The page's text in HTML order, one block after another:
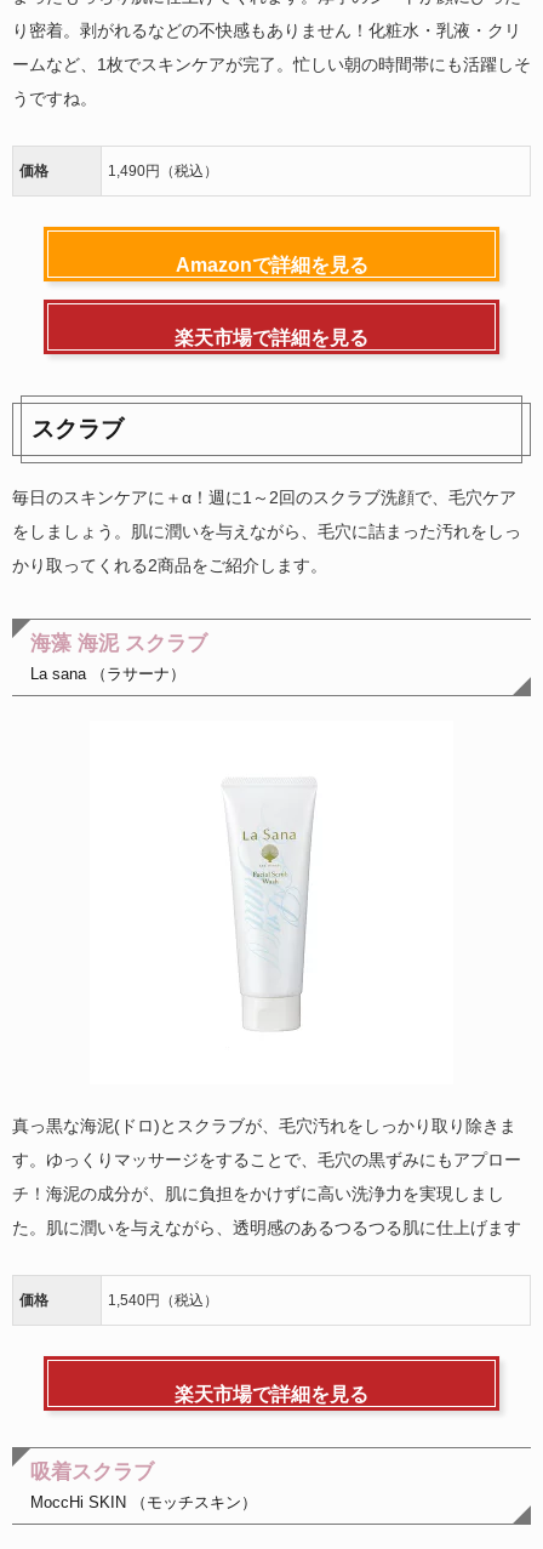
り密着。剥がれるなどの不快感もありません！化粧水・乳液・クリ
ームなど、1枚でスキンケアが完了。忙しい朝の時間帯にも活躍しそ
うですね。
価格 1,490円（税込）
Amazonで詳細を見る
楽天市場で詳細を見る
スクラブ
毎日のスキンケアに＋α！週に1～2回のスクラブ洗顔で、毛穴ケア
をしましょう。肌に潤いを与えながら、毛穴に詰まった汚れをしっ
かり取ってくれる2商品をご紹介します。
海藻 海泥 スクラブ
La sana （ラサーナ）
真っ黒な海泥(ドロ)とスクラブが、毛穴汚れをしっかり取り除きま
す。ゆっくりマッサージをすることで、毛穴の黒ずみにもアプロー
チ！海泥の成分が、肌に負担をかけずに高い洗浄力を実現しまし
た。肌に潤いを与えながら、透明感のあるつるつる肌に仕上げます
価格 1,540円（税込）
楽天市場で詳細を見る
吸着スクラブ
MoccHi SKIN （モッチスキン）